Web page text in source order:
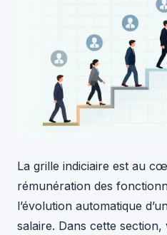
La grille indiciaire est au
rémunération des
l’évolution automatique
salaire. Dans cette